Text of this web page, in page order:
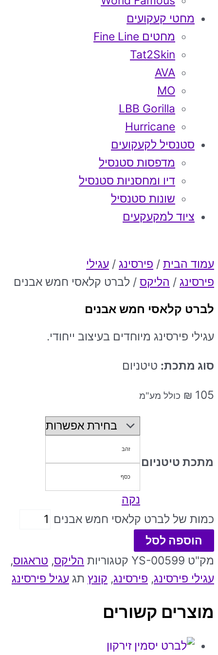
מחטי קעקועים
מחטים Fine Line
Tat2Skin
AVA
MO
LBB Gorilla
Hurricane
סטנסיל לקעקועים
מדפסות סטנסיל
דיו ומחסניות סטנסיל
שונות סטנסיל
ציוד למקעקעים
עמוד הבית / פירסינג / עגילי
פירסינג / הליקס / לברט קלאסי חמש אבנים
לברט קלאסי חמש אבנים
עגילי פירסינג מיוחדים בעיצוב ייחודי.
סוג מתכת: טיטניום
₪ 105 כולל מע"מ
מתכת טיטניום
זהב
כסף
נקה
כמות של לברט קלאסי חמש אבנים
הוספה לסל
מק"ט YS-00599 קטגוריות הליקס, טראגוס,
עגילי פירסינג, פירסינג, קונץ תג עגיל פירסינג
מוצרים קשורים